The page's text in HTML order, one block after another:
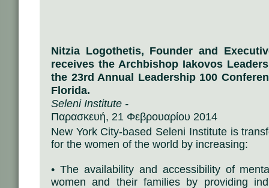
Nitzia Logothetis, Founder and
receives the Archbishop Iakovos
the 23rd Annual Leadership 100
Florida.
Seleni Institute -
Παρασκευή, 21 Φεβρουαρίου 2014
New York City-based Seleni Institute is
for the women of the world by increasing:
• The availability and accessibility of
women and their families by providing